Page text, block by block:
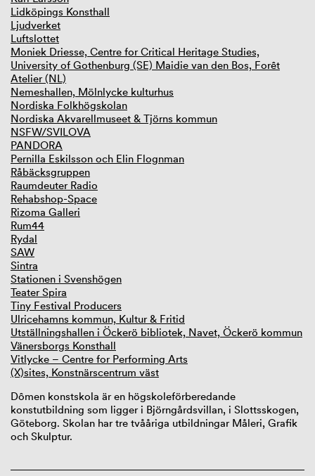
Lidköpings Konsthall
Ljudverket
Luftslottet
Moniek Driesse, Centre for Critical Heritage Studies,
University of Gothenburg (SE) Maidie van den Bos, Forêt
Atelier (NL)
Nemeshallen, Mölnlycke kulturhus
Nordiska Folkhögskolan
Nordiska Akvarellmuseet & Tjörns kommun
NSFW/SVILOVA
PANDORA
Pernilla Eskilsson och Elin Flognman
Råbäcksgruppen
Raumdeuter Radio
Rehabshop-Space
Rizoma Galleri
Rum44
Rydal
SAW
Sintra
Stationen i Svenshögen
Teater Spira
Tiny Festival Producers
Ulricehamns kommun, Kultur & Fritid
Utställningshallen i Öckerö bibliotek, Navet, Öckerö kommun
Vänersborgs Konsthall
Vitlycke – Centre for Performing Arts
(X)sites, Konstnärscentrum väst
Dômen konstskola är en högskoleförberedande
konstutbildning som ligger i Björngårdsvillan, i Slottsskogen,
Göteborg. Skolan har tre tvååriga utbildningar Måleri, Grafik
och Skulptur.